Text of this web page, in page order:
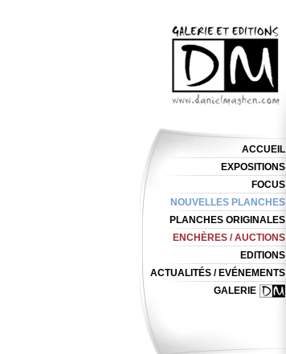
ACCUEIL
EXPOSITIONS
FOCUS
NOUVELLES PLANCHES
PLANCHES ORIGINALES
ENCHÈRES / AUCTIONS
EDITIONS
ACTUALITÉS / EVÉNEMENTS
GALERIE